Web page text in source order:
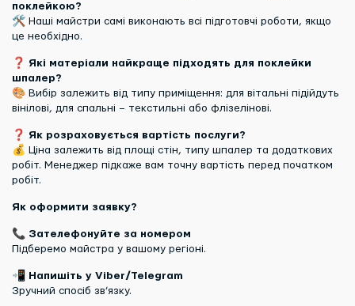
поклейкою?
🛠 Наші майстри самі виконають всі підготовчі роботи, якщо
це необхідно.
❓ Які матеріали найкраще підходять для поклейки
шпалер?
🎨 Вибір залежить від типу приміщення: для вітальні підійдуть
вінілові, для спальні – текстильні або флізелінові.
❓ Як розраховується вартість послуги?
💰 Ціна залежить від площі стін, типу шпалер та додаткових
робіт. Менеджер підкаже вам точну вартість перед початком
робіт.
Як оформити заявку?
📞 Зателефонуйте за номером
Підберемо майстра у вашому регіоні.
📲 Напишіть у Viber/Telegram
Зручний спосіб зв’язку.